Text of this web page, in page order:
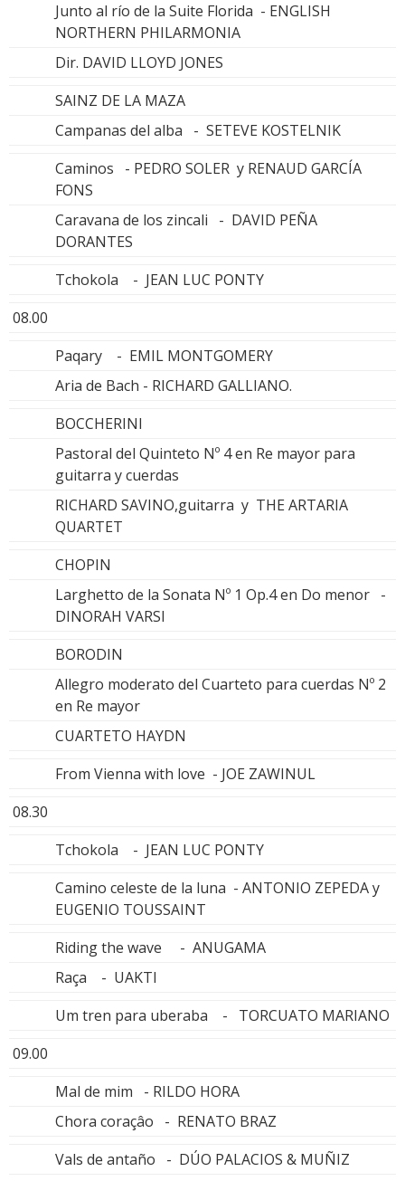
Junto al río de la Suite Florida - ENGLISH
NORTHERN PHILARMONIA
Dir. DAVID LLOYD JONES
SAINZ DE LA MAZA
Campanas del alba - SETEVE KOSTELNIK
Caminos - PEDRO SOLER y RENAUD GARCÍA
FONS
Caravana de los zincali - DAVID PEÑA
DORANTES
Tchokola - JEAN LUC PONTY
08.00
Paqary - EMIL MONTGOMERY
Aria de Bach - RICHARD GALLIANO.
BOCCHERINI
Pastoral del Quinteto Nº 4 en Re mayor para
guitarra y cuerdas
RICHARD SAVINO,guitarra y THE ARTARIA
QUARTET
CHOPIN
Larghetto de la Sonata Nº 1 Op.4 en Do menor -
DINORAH VARSI
BORODIN
Allegro moderato del Cuarteto para cuerdas Nº 2
en Re mayor
CUARTETO HAYDN
From Vienna with love - JOE ZAWINUL
08.30
Tchokola - JEAN LUC PONTY
Camino celeste de la luna - ANTONIO ZEPEDA y
EUGENIO TOUSSAINT
Riding the wave - ANUGAMA
Raça - UAKTI
Um tren para uberaba - TORCUATO MARIANO
09.00
Mal de mim - RILDO HORA
Chora coraçâo - RENATO BRAZ
Vals de antaño - DÚO PALACIOS & MUÑIZ